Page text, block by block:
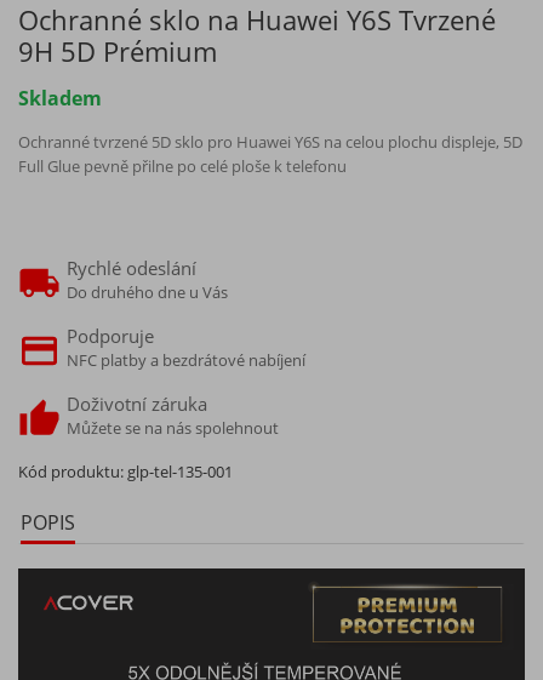
Ochranné sklo na Huawei Y6S Tvrzené
9H 5D Prémium
Skladem
Ochranné tvrzené 5D sklo pro Huawei Y6S na celou plochu displeje, 5D
Full Glue pevně přilne po celé ploše k telefonu
Rychlé odeslání
Do druhého dne u Vás
Podporuje
NFC platby a bezdrátové nabíjení
Doživotní záruka
Můžete se na nás spolehnout
Kód produktu: glp-tel-135-001
POPIS